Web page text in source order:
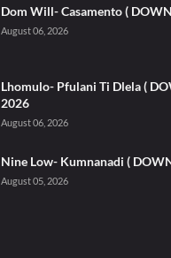
Dom Will- Casamento (
August 06, 2026
Lhomulo- Pfulani Ti Dlela (
2026
August 06, 2026
Nine Low- Kumnanadi (
August 05, 2026